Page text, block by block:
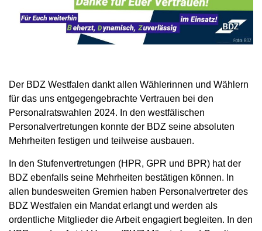
Der BDZ Westfalen dankt allen Wählerinnen und Wählern
für das uns entgegengebrachte Vertrauen bei den
Personalratswahlen 2024. In den westfälischen
Personalvertretungen konnte der BDZ seine absoluten
Mehrheiten festigen und teilweise ausbauen.
In den Stufenvertretungen (HPR, GPR und BPR) hat der
BDZ ebenfalls seine Mehrheiten bestätigen können. In
allen bundesweiten Gremien haben Personalvertreter des
BDZ Westfalen ein Mandat erlangt und werden als
ordentliche Mitglieder die Arbeit engagiert begleiten. In den